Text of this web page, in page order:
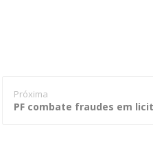
Próxima